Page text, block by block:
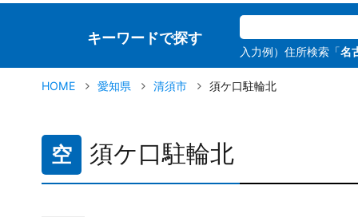
キーワードで探す
入力例）住所検索「名
HOME 愛知県 清須市 須ケ口駐輪北
空 須ケ口駐輪北